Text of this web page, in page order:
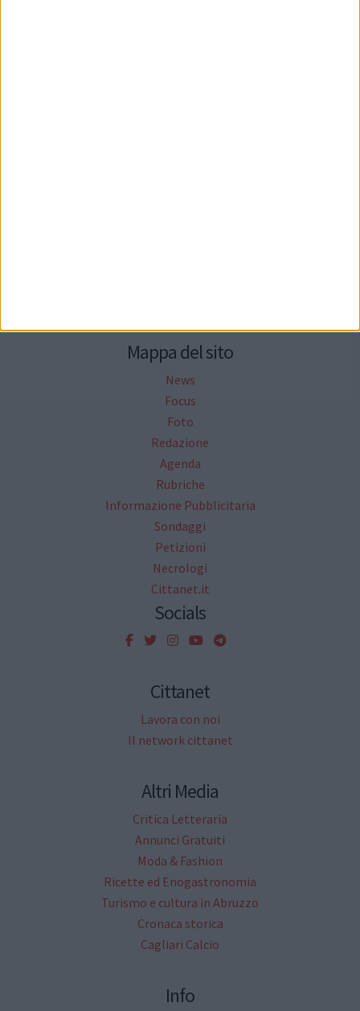
Mappa del sito
News
Focus
Foto
Redazione
Agenda
Rubriche
Informazione Pubblicitaria
Sondaggi
Petizioni
Necrologi
Cittanet.it
Socials
Cittanet
Lavora con noi
Il network cittanet
Altri Media
Critica Letteraria
Annunci Gratuiti
Moda & Fashion
Ricette ed Enogastronomia
Turismo e cultura in Abruzzo
Cronaca storica
Cagliari Calcio
Info